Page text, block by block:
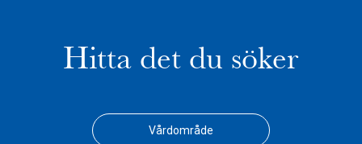
Hitta det du söker
Vårdområde